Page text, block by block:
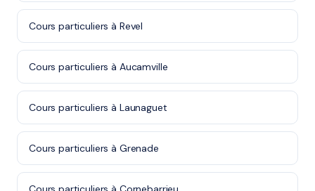
Cours particuliers à Revel
Cours particuliers à Aucamville
Cours particuliers à Launaguet
Cours particuliers à Grenade